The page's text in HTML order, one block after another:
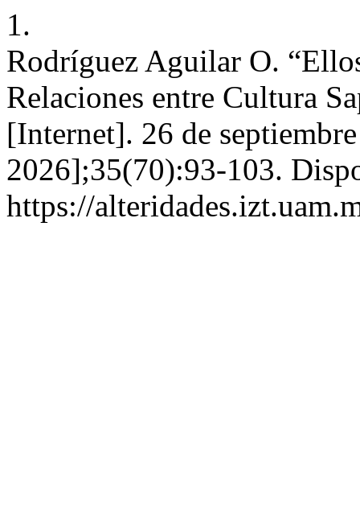
1.
Rodríguez Aguilar O.
Relaciones entre Cultura
[Internet]. 26 de
2026];35(70):93-103.
https://